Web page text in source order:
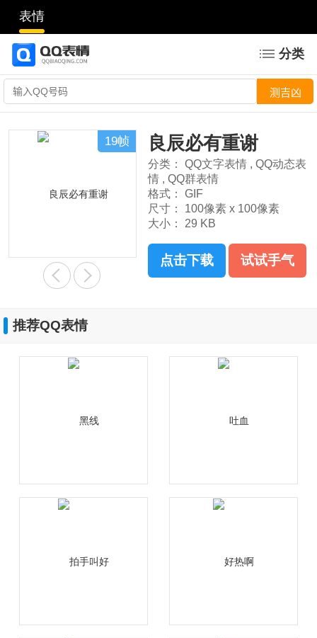
表情
分类
19帧 良辰必有重谢
分类： QQ文字表情 , QQ动态表
情 , QQ群表情
格式：
GIF
尺寸：
100像素 x 100像素
大小：
29 KB
点击下载 试试手气
推荐QQ表情